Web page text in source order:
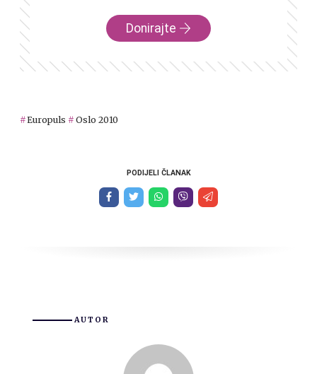
Donirajte
Europuls Oslo 2010
PODIJELI ČLANAK
AUTOR